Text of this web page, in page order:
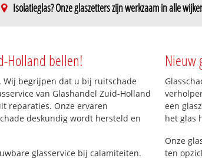
Isolatieglas? Onze glaszetters zijn werkzaam in alle
West
Oost
bedrijventerrein
kassengebied
Holland bellen!
Wij begrijpen dat u bij ruitschade
van Glashandel Zuid-Holland
reparaties. Onze ervaren
deskundig wordt hersteld en
glasservice bij calamiteiten.
Nieuw
een
het glas
Onze
ten